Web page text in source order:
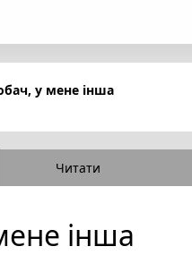
у мене інша
Читати
інша